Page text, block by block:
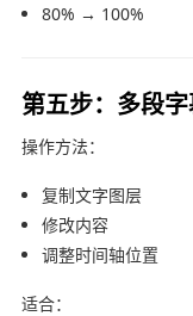
80% → 100%
第五步：多段
操作方法：
复制文字图层
修改内容
调整时间轴位置
适合：